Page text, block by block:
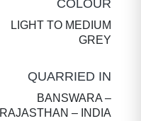
COLOUR
LIGHT TO MEDIUM
GREY
QUARRIED IN
BANSWARA –
RAJASTHAN – INDIA